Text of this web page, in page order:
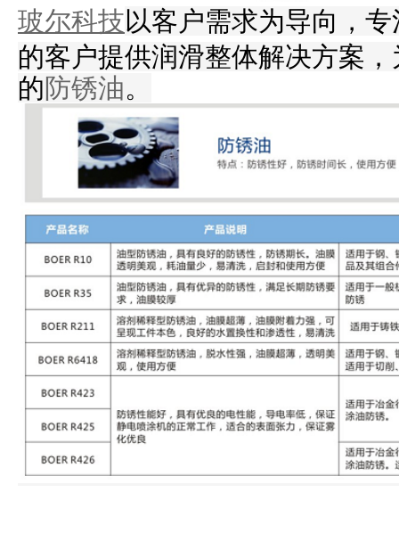
玻尔科技以客户需求为导向，
的客户提供润滑整体解决方案
的防锈油。